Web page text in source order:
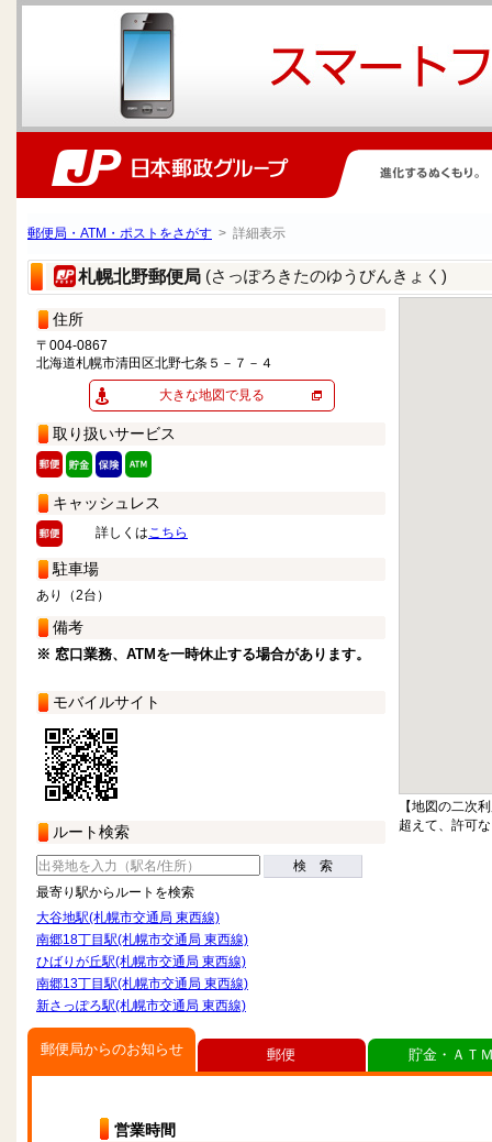
郵便局・ATM・ポストをさがす > 詳細表示
札幌北野郵便局 (さっぽろきたのゆうびんきょく)
住所
〒004-0867
北海道札幌市清田区北野七条５－７－４
大きな地図で見る
取り扱いサービス
キャッシュレス
詳しくはこちら
駐車場
あり（2台）
備考
※ 窓口業務、ATMを一時休止する場合があります。
モバイルサイト
ルート検索
検 索
最寄り駅からルートを検索
大谷地駅(札幌市交通局 東西線)
南郷18丁目駅(札幌市交通局 東西線)
ひばりが丘駅(札幌市交通局 東西線)
南郷13丁目駅(札幌市交通局 東西線)
新さっぽろ駅(札幌市交通局 東西線)
【地図の二次
超えて、許可
郵便局からのお知らせ
営業時間
郵便 貯金・ＡＴ